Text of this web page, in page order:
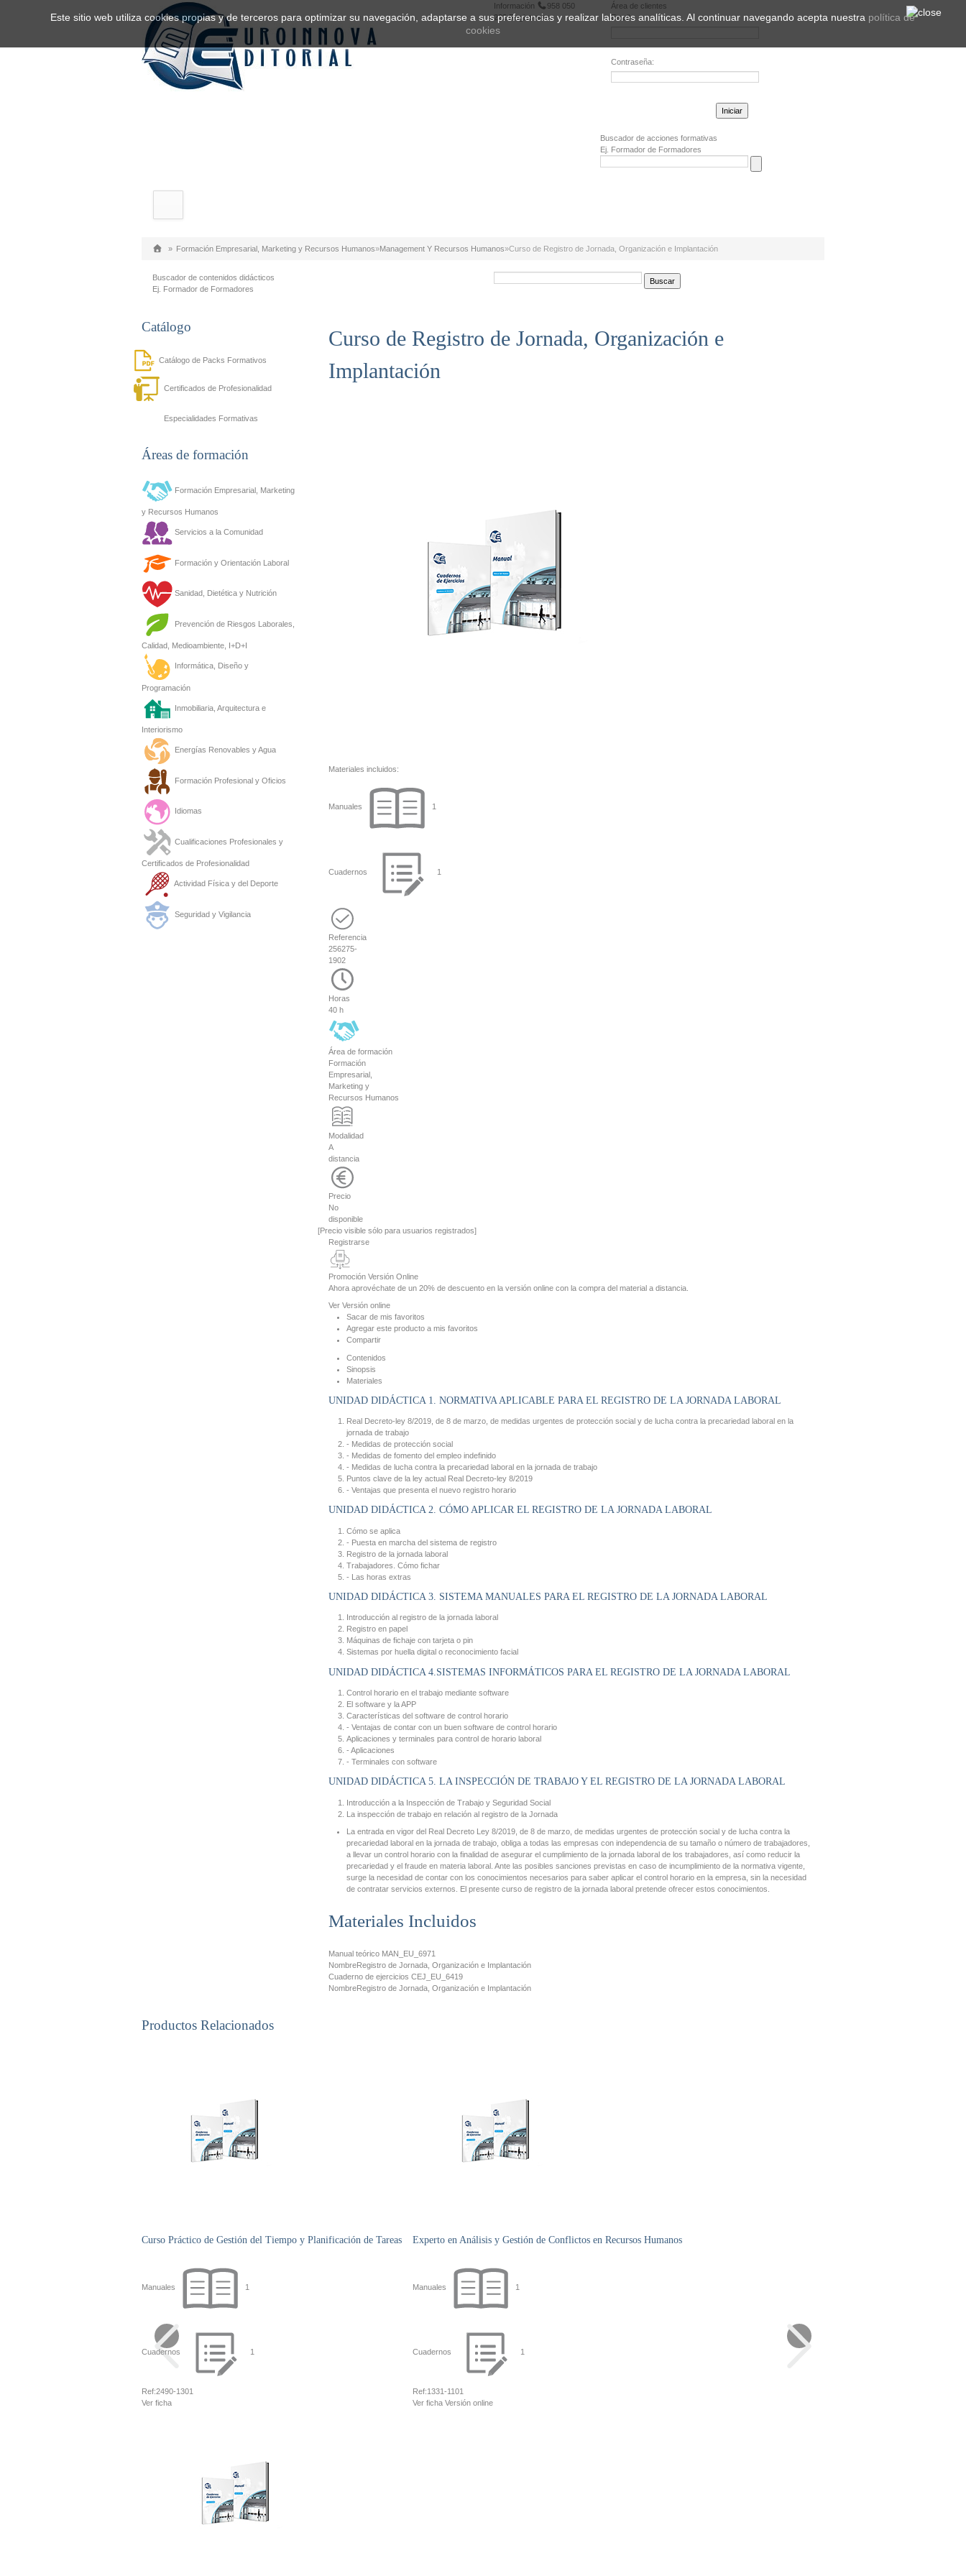
Información
958 050
222 Registrarse
Área de clientes
Email:
Contraseña:
Buscador de acciones formativas
Ej. Formador de Formadores
» Formación Empresarial, Marketing y Recursos Humanos»Management Y Recursos Humanos»Curso de Registro de Jornada, Organización e Implantación
Buscador de contenidos didácticos
Ej. Formador de Formadores
Catálogo
Catálogo de Packs Formativos
Certificados de Profesionalidad
Especialidades Formativas
Áreas de formación
Formación Empresarial, Marketing
y Recursos Humanos
Servicios a la Comunidad
Formación y Orientación Laboral
Sanidad, Dietética y Nutrición
Prevención de Riesgos Laborales,
Calidad, Medioambiente, I+D+I
Informática, Diseño y
Programación
Inmobiliaria, Arquitectura e
Interiorismo
Energías Renovables y Agua
Formación Profesional y Oficios
Idiomas
Cualificaciones Profesionales y
Certificados de Profesionalidad
Actividad Física y del Deporte
Seguridad y Vigilancia
Curso de Registro de Jornada, Organización e
Implantación
Materiales incluidos:
Manuales 1
Cuadernos 1
Referencia
256275-
1902
Horas
40 h
Área de formación
Formación
Empresarial,
Marketing y
Recursos Humanos
Modalidad
A
distancia
Precio
No
disponible
[Precio visible sólo para usuarios registrados]
Registrarse
Promoción Versión Online
Ahora aprovéchate de un 20% de descuento en la versión online con la compra del material a distancia.
Ver Versión online
Sacar de mis favoritos
Agregar este producto a mis favoritos
Compartir
Contenidos
Sinopsis
Materiales
UNIDAD DIDÁCTICA 1. NORMATIVA APLICABLE PARA EL REGISTRO DE LA JORNADA LABORAL
Real Decreto-ley 8/2019, de 8 de marzo, de medidas urgentes de protección social y de lucha contra la precariedad laboral en la
jornada de trabajo
- Medidas de protección social
- Medidas de fomento del empleo indefinido
- Medidas de lucha contra la precariedad laboral en la jornada de trabajo
Puntos clave de la ley actual Real Decreto-ley 8/2019
- Ventajas que presenta el nuevo registro horario
UNIDAD DIDÁCTICA 2. CÓMO APLICAR EL REGISTRO DE LA JORNADA LABORAL
Cómo se aplica
- Puesta en marcha del sistema de registro
Registro de la jornada laboral
Trabajadores. Cómo fichar
- Las horas extras
UNIDAD DIDÁCTICA 3. SISTEMA MANUALES PARA EL REGISTRO DE LA JORNADA LABORAL
Introducción al registro de la jornada laboral
Registro en papel
Máquinas de fichaje con tarjeta o pin
Sistemas por huella digital o reconocimiento facial
UNIDAD DIDÁCTICA 4.SISTEMAS INFORMÁTICOS PARA EL REGISTRO DE LA JORNADA LABORAL
Control horario en el trabajo mediante software
El software y la APP
Características del software de control horario
- Ventajas de contar con un buen software de control horario
Aplicaciones y terminales para control de horario laboral
- Aplicaciones
- Terminales con software
UNIDAD DIDÁCTICA 5. LA INSPECCIÓN DE TRABAJO Y EL REGISTRO DE LA JORNADA LABORAL
Introducción a la Inspección de Trabajo y Seguridad Social
La inspección de trabajo en relación al registro de la Jornada
La entrada en vigor del Real Decreto Ley 8/2019, de 8 de marzo, de medidas urgentes de protección social y de lucha contra la
precariedad laboral en la jornada de trabajo, obliga a todas las empresas con independencia de su tamaño o número de trabajadores,
a llevar un control horario con la finalidad de asegurar el cumplimiento de la jornada laboral de los trabajadores, así como reducir la
precariedad y el fraude en materia laboral. Ante las posibles sanciones previstas en caso de incumplimiento de la normativa vigente,
surge la necesidad de contar con los conocimientos necesarios para saber aplicar el control horario en la empresa, sin la necesidad
de contratar servicios externos. El presente curso de registro de la jornada laboral pretende ofrecer estos conocimientos.
Materiales Incluidos
Manual teórico MAN_EU_6971
NombreRegistro de Jornada, Organización e Implantación
Cuaderno de ejercicios CEJ_EU_6419
NombreRegistro de Jornada, Organización e Implantación
Productos Relacionados
Curso Práctico de Gestión del Tiempo y Planificación de Tareas
Manuales 1
Cuadernos 1
Ref:2490-1301
Ver ficha
Experto en Análisis y Gestión de Conflictos en Recursos Humanos
Manuales 1
Cuadernos 1
Ref:1331-1101
Ver ficha Versión online
Este sitio web utiliza cookies propias y de terceros para optimizar su navegación, adaptarse a sus preferencias y realizar labores analíticas. Al continuar navegando acepta nuestra política de
cookies